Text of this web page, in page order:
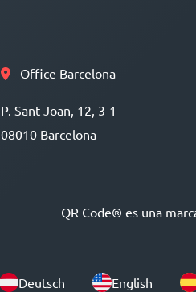
Office Barcelona
P. Sant Joan, 12, 3-1
08010 Barcelona
QR Code® es una
Deutsch English